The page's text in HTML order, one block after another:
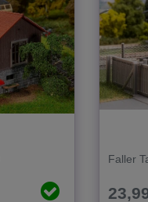
Faller